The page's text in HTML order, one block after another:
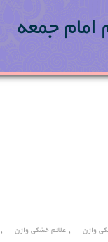
امام جمعه
واژن , علائم خشکی واژن ,